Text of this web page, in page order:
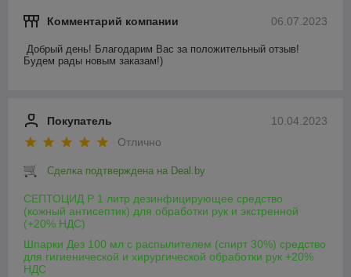
06.07.2023
Комментарий компании
Добрый день! Благодарим Вас за положительный отзыв!
Будем рады новым заказам!)
10.04.2023
Покупатель
Отлично
Сделка подтверждена на Deal.by
СЕПТОЦИД Р 1 литр дезинфицирующее средство
(кожный антисептик) для обработки рук и экстренной
(+20% НДС)
Шпарки Дез 100 мл с распылителем (спирт 30%) средство
для гигиенической и хирургической обработки рук +20%
НДС